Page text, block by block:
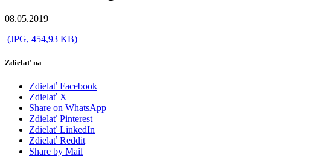
08.05.2019
(JPG, 454,93 KB)
Zdielať na
Zdielať Facebook
Zdielať X
Share on WhatsApp
Zdielať Pinterest
Zdielať LinkedIn
Zdielať Reddit
Share by Mail